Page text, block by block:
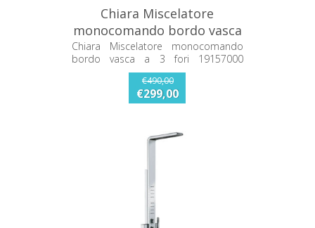
Chiara Miscelatore
monocomando bordo vasca
a 3 fori 19157000 GROHE
Chiara Miscelatore monocomando
bordo vasca a 3 fori 19157000
€490,00
€299,00